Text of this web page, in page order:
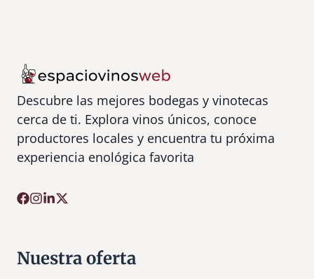
Descubre las mejores bodegas y vinotecas
cerca de ti. Explora vinos únicos, conoce
productores locales y encuentra tu próxima
experiencia enológica favorita
Nuestra oferta